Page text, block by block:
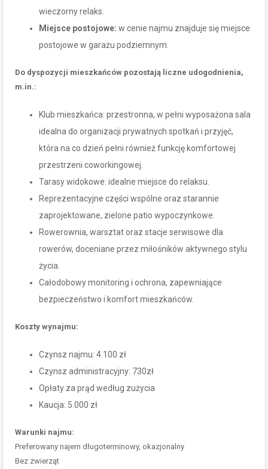
wieczorny relaks.
Miejsce postojowe: w cenie najmu znajduje się miejsce
postojowe w garażu podziemnym.
Do dyspozycji mieszkańców pozostają liczne udogodnienia,
m.in.:
Klub mieszkańca: przestronna, w pełni wyposażona sala
idealna do organizacji prywatnych spotkań i przyjęć,
która na co dzień pełni również funkcję komfortowej
przestrzeni coworkingowej.
Tarasy widokowe: idealne miejsce do relaksu.
Reprezentacyjne części wspólne oraz starannie
zaprojektowane, zielone patio wypoczynkowe.
Rowerownia, warsztat oraz stacje serwisowe dla
rowerów, doceniane przez miłośników aktywnego stylu
życia.
Całodobowy monitoring i ochrona, zapewniające
bezpieczeństwo i komfort mieszkańców.
Koszty wynajmu:
Czynsz najmu: 4.100 zł
Czynsz administracyjny: 730zł
Opłaty za prąd według zużycia
Kaucja: 5.000 zł
Warunki najmu:
Preferowany najem długoterminowy, okazjonalny
Bez zwierząt